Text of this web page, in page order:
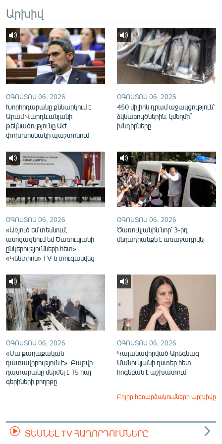
English
Русский
ՀԵՏԵՎԵՔ ՄԵԶ
«Ազատության» բոլոր կայքերը
Արխիվ
ՕԳՈՍՏՈՍ 06, 2026
Խորհրդարանը քննարկում է
Արամ Վարդևանյանի
թեկնածությունը ԱԺ
փոխխոսնակի պաշտոնում
ՕԳՈՍՏՈՍ 06, 2026
450 միլիոն դրամ աջակցություն՝
ձկնաբույծներին. կմեղմի՞
խնդիրները
ՕԳՈՍՏՈՍ 06, 2026
«Առյուծ եմ տեսնում,
ասոցացնում եմ Ծառուկյանի
ընկերությունների հետ».
«Կենտրոն» TV-ն տուգանվեց
ՕԳՈՍՏՈՍ 06, 2026
Ծառուկյանին նոր՝ 3-րդ
մեղադրանքն է առաջադրվել
ՕԳՈՍՏՈՍ 06, 2026
«Սա քաղաքական
դատավորություն է». Բաքվի
դատարանը մերժել է 15 հայ
գերիների բողոքը
ՕԳՈՍՏՈՍ 06, 2026
Կալանավորված Արեգնազ
Մանուկյանի դստեր հետ
հոգեբան է աշխատում
Բոլոր հեռարձակումների արխիվը
ՏԵՍՆԵԼ TV ՀԱՂՈՐԴՈՒՄՆԵՐԸ